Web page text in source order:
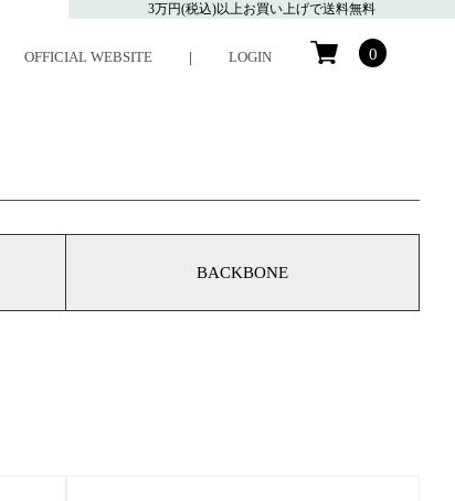
3万円(税込)以上お買い上げで送料無料
OFFICIAL WEBSITE | LOGIN 0
BACKBONE